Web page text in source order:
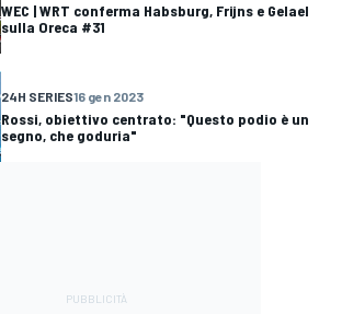
WEC | WRT conferma Habsburg, Frijns e Gelael
sulla Oreca #31
24H SERIES16 gen 2023
Rossi, obiettivo centrato: "Questo podio è un
segno, che goduria"